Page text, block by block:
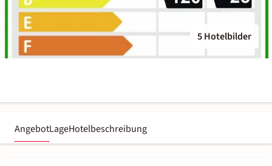
5 Hotelbilder
AngebotLageHotelbeschreibung